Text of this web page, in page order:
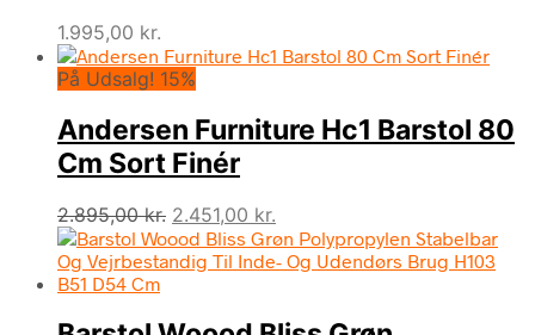
1.995,00 kr.
På Udsalg! 15%
Andersen Furniture Hc1 Barstol 80
Cm Sort Finér
2.895,00kr. Den
oprindelige
pris
2.451,00 kr.
aktuelle
pris